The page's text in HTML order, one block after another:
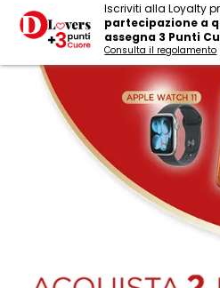
Iscriviti alla Loyalty
partecipazione a
assegna 3 Punti
Consulta il regolamento